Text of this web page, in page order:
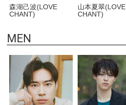
森湖己波(LOVE
CHANT)
山本夏翠(LOVE
CHANT)
MEN